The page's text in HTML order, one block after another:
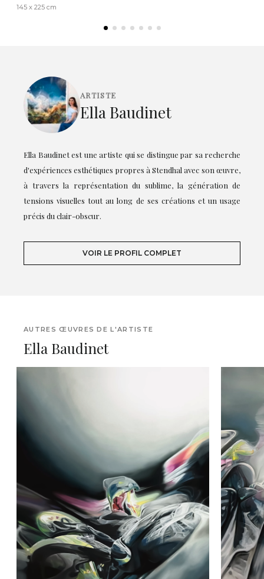
145 x 225 cm
ARTISTE
Ella Baudinet
Ella Baudinet est une artiste qui se distingue par sa recherche
d'expériences esthétiques propres à Stendhal avec son œuvre,
à travers la représentation du sublime, la génération de
tensions visuelles tout au long de ses créations et un usage
précis du clair-obscur.
VOIR LE PROFIL COMPLET
AUTRES ŒUVRES DE L'ARTISTE
Ella Baudinet